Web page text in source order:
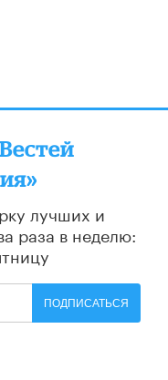
лучших и
раза в неделю:
ПОДПИСАТЬСЯ